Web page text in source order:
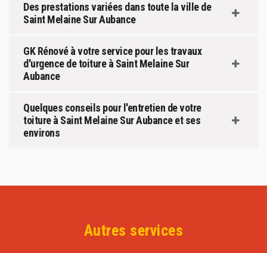
Des prestations variées dans toute la ville de
Saint Melaine Sur Aubance
GK Rénové à votre service pour les travaux
d'urgence de toiture à Saint Melaine Sur
Aubance
Quelques conseils pour l'entretien de votre
toiture à Saint Melaine Sur Aubance et ses
environs
Autres services